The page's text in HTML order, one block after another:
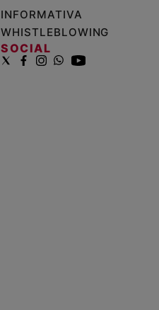
INFORMATIVA
WHISTLEBLOWING
SOCIAL